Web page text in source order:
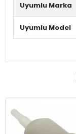
Uyumlu Marka
Uyumlu Model